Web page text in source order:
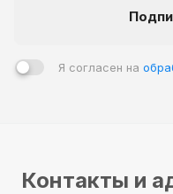
Я согласен на
Контакты и